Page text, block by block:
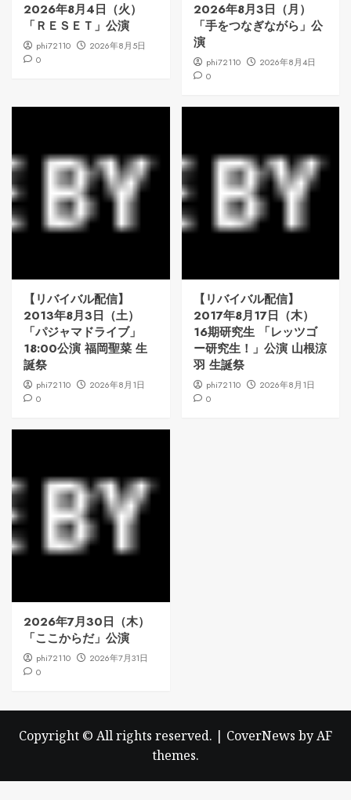
2026年8月4日（火）
「ＲＥＳＥＴ」公演
phi72110
2026年8月5日
0
2026年8月3日（月）
「手をつなぎながら」公
演
phi72110
2026年8月4日
0
【リバイバル配信】
2013年8月3日（土）
「パジャマドライブ」
18:00公演 福岡聖菜 生
誕祭
phi72110
2026年8月1日
0
【リバイバル配信】
2017年8月17日（木）
16期研究生 「レッツゴ
ー研究生！」公演 山根涼
羽 生誕祭
phi72110
2026年8月1日
0
2026年7月30日（木）
「ここからだ」公演
phi72110
2026年7月31日
0
Copyright © All rights reserved. | CoverNews by AF
themes.